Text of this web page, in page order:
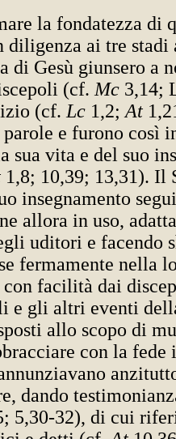
la fondatezza di
diligenza ai tre stadi
di Gesù giunsero a
(cf. Mc 3,14;
(cf. Lc 1,2; At
e furono così
sua vita e del suo
1,8; 10,39; 13,31). Il
insegnamento
allora in uso,
uditori e facendo
fermamente nella
con facilità dai
e gli altri eventi
allo scopo di
con la fede
dando
5,30-32), di cui